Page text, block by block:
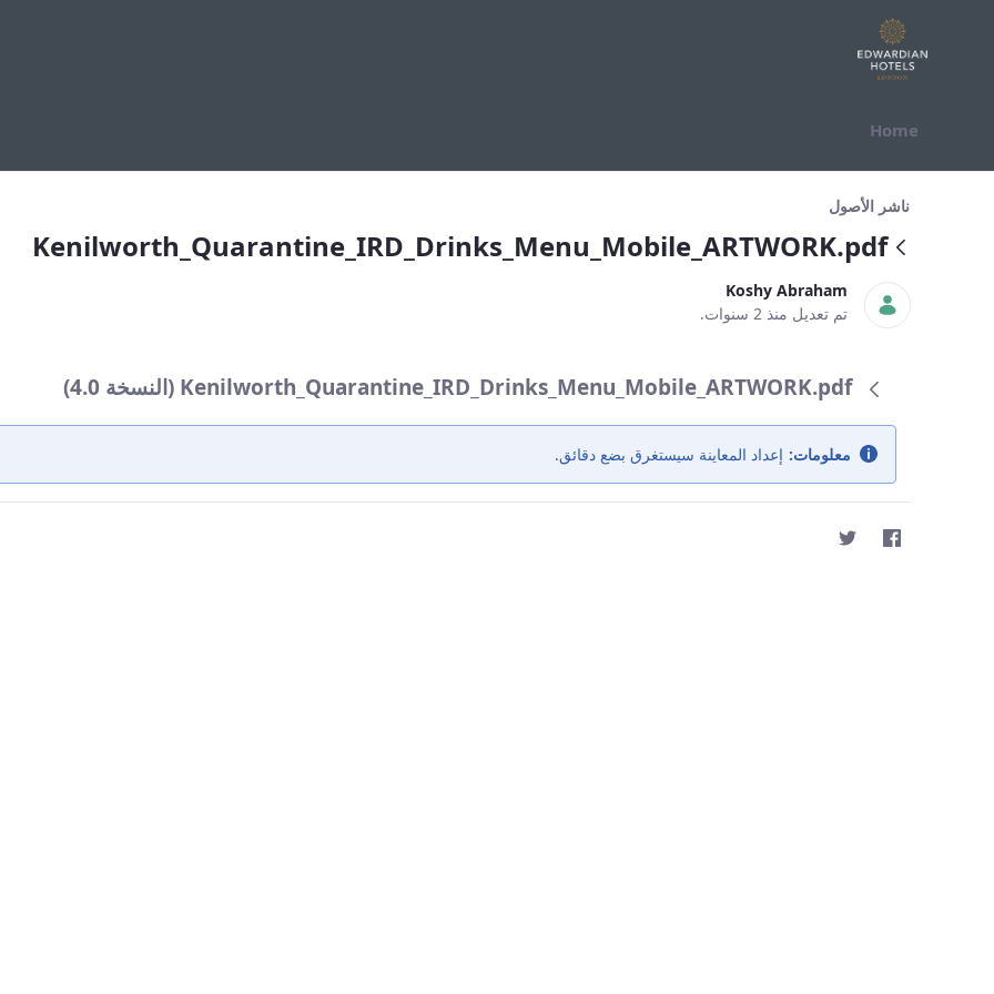
التخطي للمحتوى
Home
ناشر الأصول
Kenilworth_Quarantine_IRD_Drinks_Menu_Mobile_ARTWORK.pdf
Koshy Abraham
تم تعديل منذ 2 سنوات.
Kenilworth_Quarantine_IRD_Drinks_Menu_Mobile_ARTWORK.pdf (النسخة 4.0)
معلومات: إعداد المعاينة سيستغرق بضع دقائق.